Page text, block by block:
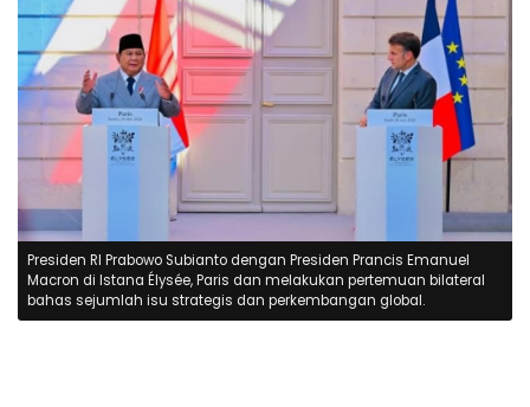
Presiden RI Prabowo Subianto dengan Presiden Prancis Emanuel
Macron di Istana Élysée, Paris dan melakukan pertemuan bilateral
bahas sejumlah isu strategis dan perkembangan global.